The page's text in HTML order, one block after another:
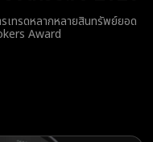
ทรดหลากหลายสินทรัพย์ยอด
Award